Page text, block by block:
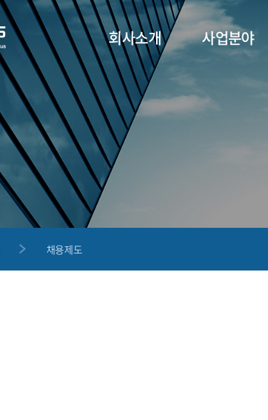
회사소개 사업분야
채용제도